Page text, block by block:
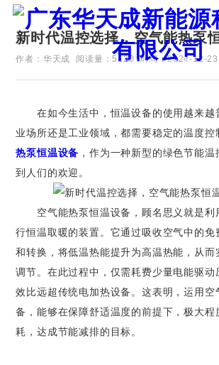
证券代码：835751
新时代温控选择，空气能热泵
作者：华天成 阅读量：5120 时间：2024-12-
在如今生活中，恒温设备的使用越来越
业场所还是工业领域，都需要稳定的温度控
热泵恒温设备 ，作为一种新型的绿色节能
到人们的欢迎。
空气能热泵恒温设备，顾名思义就是利
行恒温取暖的装置。它通过吸收空气中的免
和转换，将低温热能提升为高温热能，从而
调节。在此过程中，仅需耗费少量电能驱动
效比远超传统电加热设备。这表明，运用空
备，能够在保障舒适温度的前提下，极大程
耗，达成节能减排的目标。